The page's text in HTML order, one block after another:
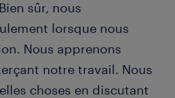
sûr, nous
lorsque nous
Nous apprenons
notre travail. Nous
choses en discutant